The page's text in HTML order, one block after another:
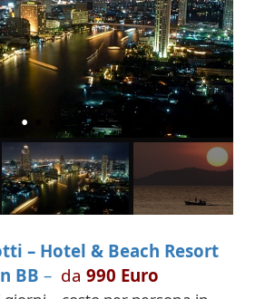
– Hotel & Beach Resort
BB – da 990 Euro